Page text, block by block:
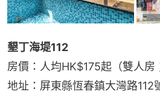
墾丁海堤112
房價：人均HK$175起（雙人房
地址：屏東縣恆春鎮大灣路112